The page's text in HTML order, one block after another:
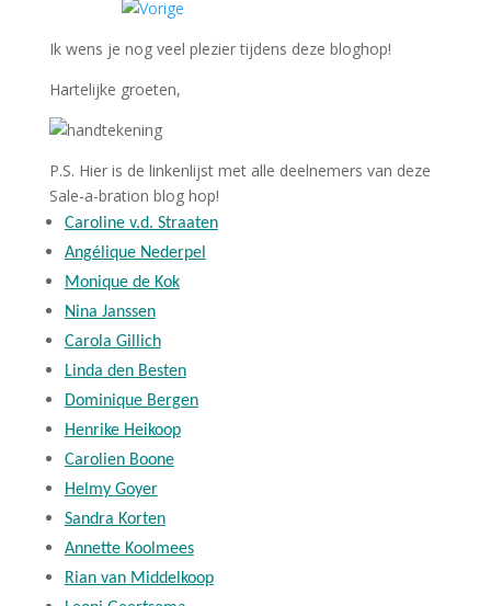
Ik wens je nog veel plezier tijdens deze bloghop!
Hartelijke groeten,
P.S. Hier is de linkenlijst met alle deelnemers van deze
Sale-a-bration blog hop!
Caroline v.d. Straaten
Angélique Nederpel
Monique de Kok
Nina Janssen
Carola Gillich
Linda den Besten
Dominique Bergen
Henrike Heikoop
Carolien Boone
Helmy Goyer
Sandra Korten
Annette Koolmees
Rian van Middelkoop